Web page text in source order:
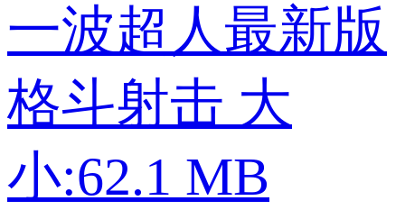
一波超人最新版
格斗射击 大
小:62.1 MB